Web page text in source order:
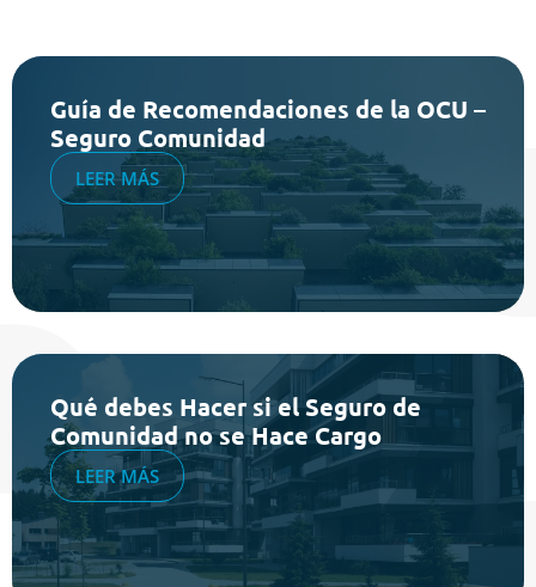
Guía de Recomendaciones de la OCU –
Seguro Comunidad
LEER MÁS
Qué debes Hacer si el Seguro de
Comunidad no se Hace Cargo
LEER MÁS